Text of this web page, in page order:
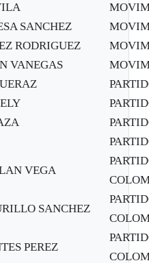
SANCHEZ
RODRIGUEZ
VANEGAS
VEGA
SANCHEZ
PEREZ